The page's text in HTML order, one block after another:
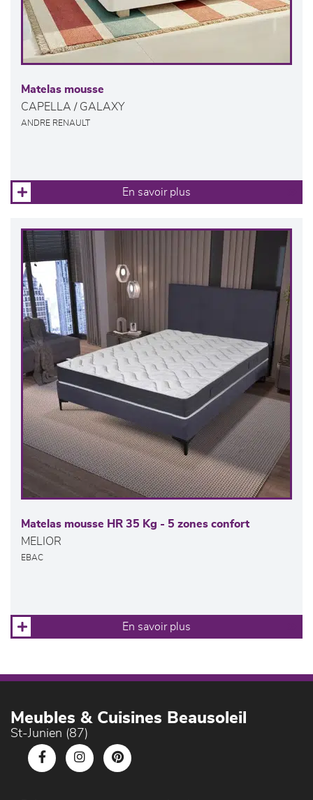
Matelas mousse
CAPELLA / GALAXY
ANDRE RENAULT
En savoir plus
Matelas mousse HR 35 Kg - 5 zones confort
MELIOR
EBAC
En savoir plus
Meubles & Cuisines Beausoleil
St-Junien (87)